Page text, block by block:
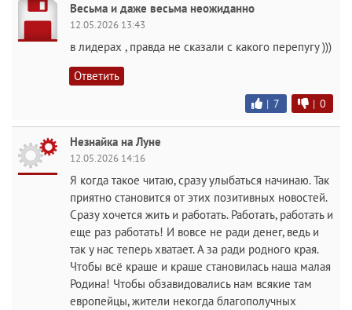
Весьма и даже весьма неожиданно
12.05.2026 13:43
в лидерах , правда не сказали с какого перепугу )))
Ответить
| 7 | 0
Незнайка на Луне
12.05.2026 14:16
Я когда такое читаю, сразу улыбаться начинаю. Так
приятно становится от этих позитивных новостей.
Сразу хочется жить и работать. Работать, работать и
еще раз работать! И вовсе не ради денег, ведь и
так у нас теперь хватает. А за ради родного края.
Чтобы всё краше и краше становилась наша малая
Родина! Чтобы обзавидовались нам всякие там
европейцы, жители некогда благополучных